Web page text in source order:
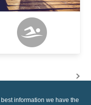
information we have the